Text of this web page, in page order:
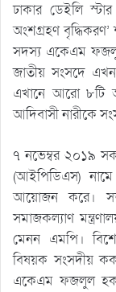
ঢাকার ডেইলি
অংশগ্রহণ
সদস্য একেএম
জাতীয় সংসদে
এখানে আরো ৮টি
আদিবাসী নারীকে
৭ নভেম্বর ২০১৯
(আইপিডিএস)
আয়োজন করে।
সমাজকল্যাণ
মেনন এমপি।
বিষয়ক সংসদীয়
একেএম ফজলুল হক